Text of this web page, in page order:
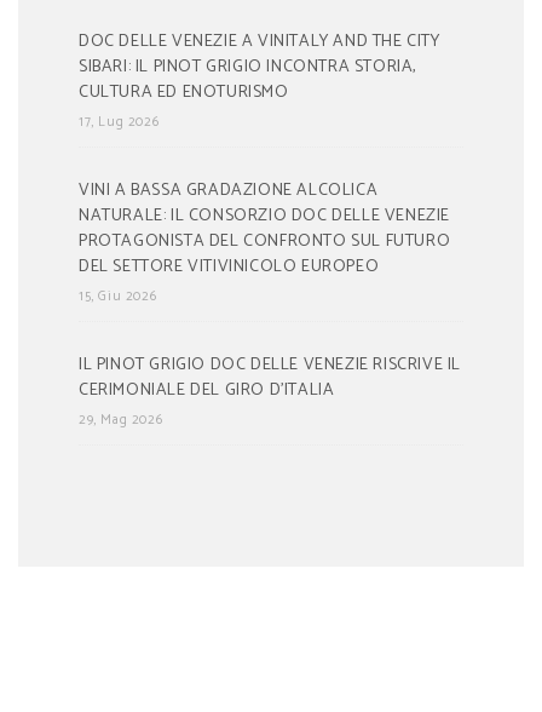
DOC DELLE VENEZIE A VINITALY AND THE CITY
SIBARI: IL PINOT GRIGIO INCONTRA STORIA,
CULTURA ED ENOTURISMO
17, Lug 2026
VINI A BASSA GRADAZIONE ALCOLICA
NATURALE: IL CONSORZIO DOC DELLE VENEZIE
PROTAGONISTA DEL CONFRONTO SUL FUTURO
DEL SETTORE VITIVINICOLO EUROPEO
15, Giu 2026
IL PINOT GRIGIO DOC DELLE VENEZIE RISCRIVE IL
CERIMONIALE DEL GIRO D’ITALIA
29, Mag 2026